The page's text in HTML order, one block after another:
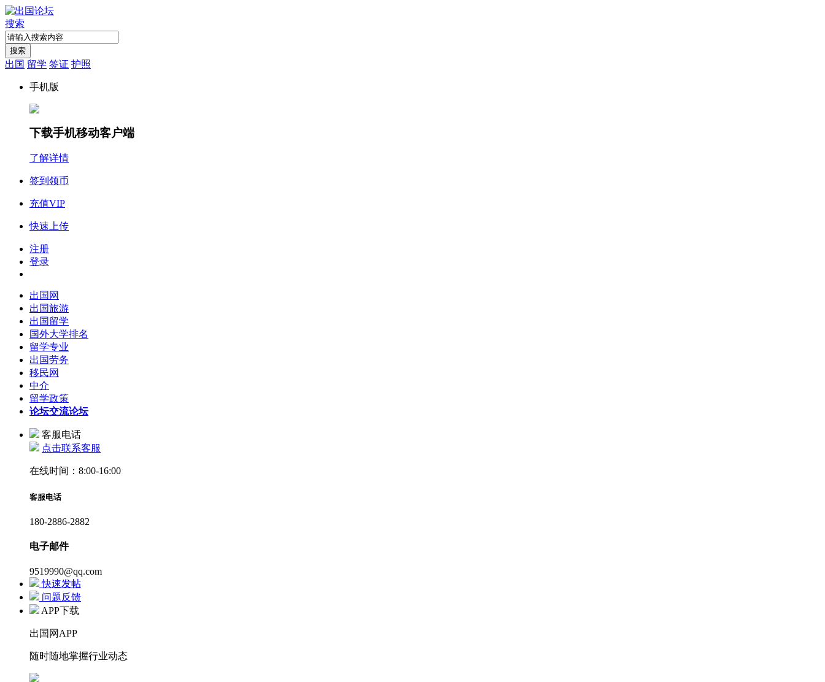
搜索
搜索
出国 留学 签证 护照
手机版
下载手机移动客户端
了解详情
签到领币
充值VIP
快速上传
注册
登录
出国网
出国旅游
出国留学
国外大学排名
留学专业
出国劳务
移民网
中介
留学政策
论坛交流论坛
客服电话
点击联系客服
在线时间：8:00-16:00
客服电话
180-2886-2882
电子邮件
9519990@qq.com
快速发帖
问题反馈
APP下载
出国网APP
随时随地掌握行业动态